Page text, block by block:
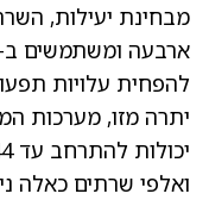
מבחינת יעילות,
להפחית עלויות
ואלפי שרתים כאלה